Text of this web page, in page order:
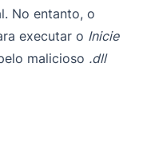
No entanto, o
executar o Inicie
malicioso .dll